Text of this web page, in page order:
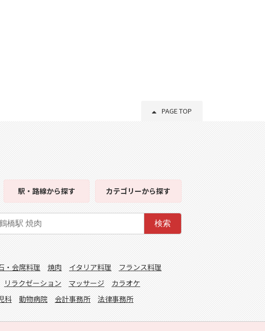
PAGE TOP
駅・路線から探す カテゴリーから探す
検索
・会席料理 焼肉 イタリア料理
フランス料理
リラクゼーション マッサージ
カラオケ
科 動物病院 会計事務所 法律事務所